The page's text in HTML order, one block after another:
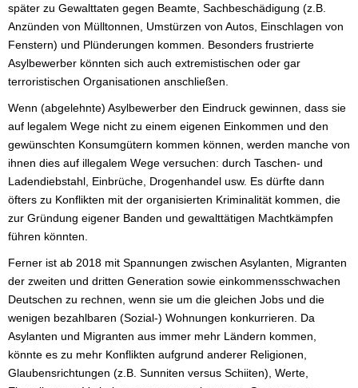
später zu Gewalttaten gegen Beamte, Sachbeschädigung (z.B.
Anzünden von Mülltonnen, Umstürzen von Autos, Einschlagen von
Fenstern) und Plünderungen kommen. Besonders frustrierte
Asylbewerber könnten sich auch extremistischen oder gar
terroristischen Organisationen anschließen.
Wenn (abgelehnte) Asylbewerber den Eindruck gewinnen, dass sie
auf legalem Wege nicht zu einem eigenen Einkommen und den
gewünschten Konsumgütern kommen können, werden manche von
ihnen dies auf illegalem Wege versuchen: durch Taschen- und
Ladendiebstahl, Einbrüche, Drogenhandel usw. Es dürfte dann
öfters zu Konflikten mit der organisierten Kriminalität kommen, die
zur Gründung eigener Banden und gewalttätigen Machtkämpfen
führen könnten.
Ferner ist ab 2018 mit Spannungen zwischen Asylanten, Migranten
der zweiten und dritten Generation sowie einkommensschwachen
Deutschen zu rechnen, wenn sie um die gleichen Jobs und die
wenigen bezahlbaren (Sozial-) Wohnungen konkurrieren. Da
Asylanten und Migranten aus immer mehr Ländern kommen,
könnte es zu mehr Konflikten aufgrund anderer Religionen,
Glaubensrichtungen (z.B. Sunniten versus Schiiten), Werte,